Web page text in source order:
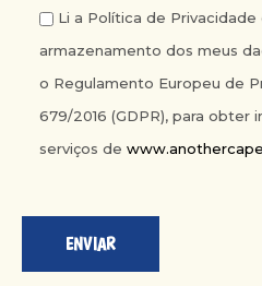
Li a Política de
armazenamento dos meus
o Regulamento Europeu de
679/2016 (GDPR), para obter
serviços de